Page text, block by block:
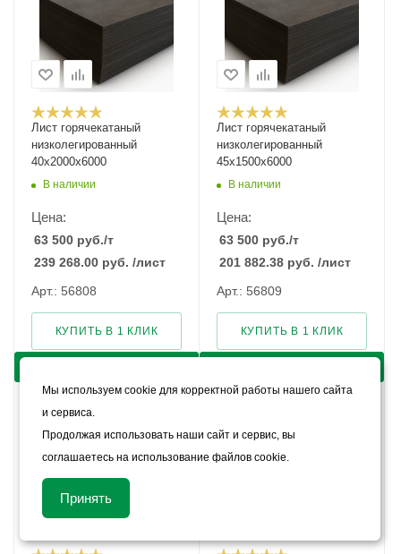
Лист горячекатаный
низколегированный
40х2000х6000
В наличии
Цена:
63 500 руб./т
239 268.00 руб. /лист
Арт.: 56808
КУПИТЬ В 1 КЛИК
Лист горячекатаный
низколегированный
45х1500х6000
В наличии
Цена:
63 500 руб./т
201 882.38 руб. /лист
Арт.: 56809
КУПИТЬ В 1 КЛИК
Мы используем cookie для корректной работы нашего сайта
и сервиса.
Продолжая использовать наши сайт и сервис, вы
соглашаетесь на использование файлов cookie.
Принять